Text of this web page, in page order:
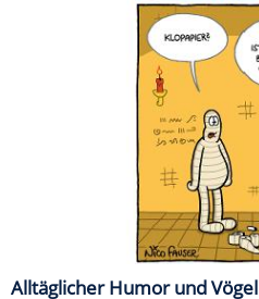
Alltäglicher Humor und Vögel